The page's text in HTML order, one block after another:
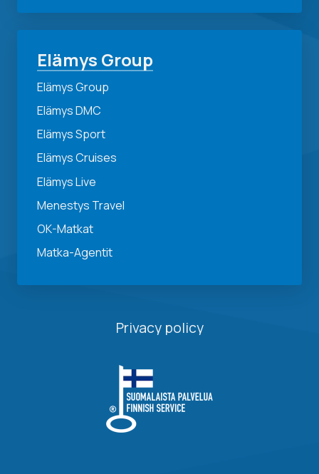
Elämys Group
Elämys Group
Elämys DMC
Elämys Sport
Elämys Cruises
Elämys Live
Menestys Travel
OK-Matkat
Matka-Agentit
Privacy policy